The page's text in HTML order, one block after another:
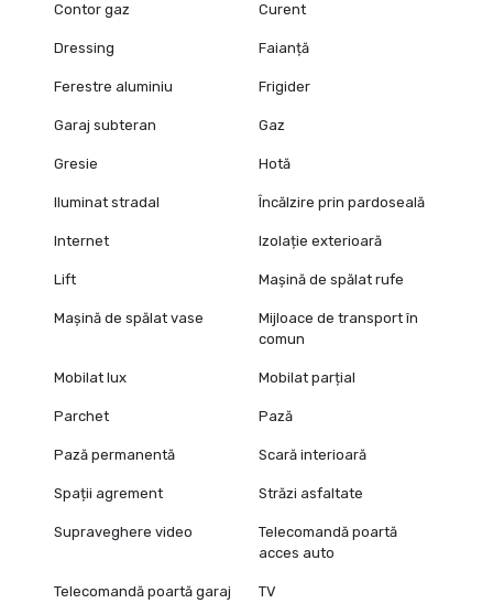
Contor gaz Curent
Dressing Faianță
Ferestre aluminiu Frigider
Garaj subteran Gaz
Gresie Hotă
Iluminat stradal Încălzire prin pardoseală
Internet Izolație exterioară
Lift Mașină de spălat rufe
Mașină de spălat vase
Mijloace de transport în
comun
Mobilat lux Mobilat parțial
Parchet Pază
Pază permanentă Scară interioară
Spații agrement Străzi asfaltate
Supraveghere video
Telecomandă poartă
acces auto
Telecomandă poartă garaj TV